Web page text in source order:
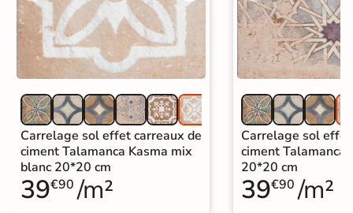
Carrelage sol effet carreaux de
ciment Talamanca Kasma mix
blanc 20*20 cm
39€90 /m²
Carrelage sol
ciment Talamanca
20*20 cm
39€90 /m²